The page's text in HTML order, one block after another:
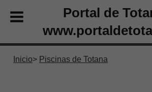
Portal de
Inicio Piscinas de Totana